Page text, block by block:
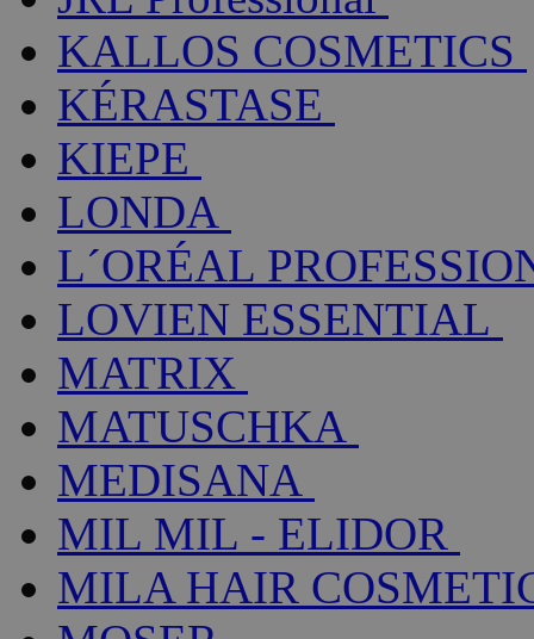
KALLOS COSMETICS
KÉRASTASE
KIEPE
LONDA
L´ORÉAL
LOVIEN ESSENTIAL
MATRIX
MATUSCHKA
MEDISANA
MIL MIL - ELIDOR
MILA HAIR